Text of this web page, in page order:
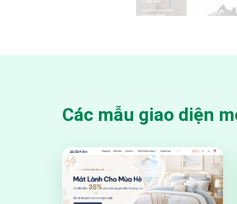
Các mẫu giao diện